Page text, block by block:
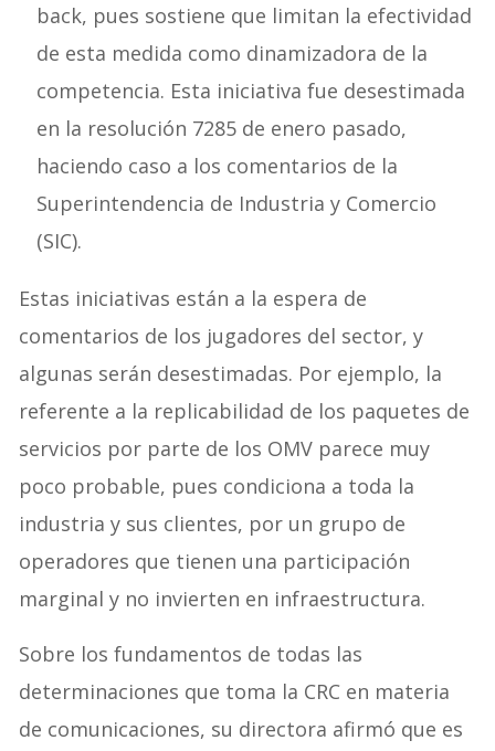
back, pues sostiene que limitan la efectividad
de esta medida como dinamizadora de la
competencia. Esta iniciativa fue desestimada
en la resolución 7285 de enero pasado,
haciendo caso a los comentarios de la
Superintendencia de Industria y Comercio
(SIC).
Estas iniciativas están a la espera de
comentarios de los jugadores del sector, y
algunas serán desestimadas. Por ejemplo, la
referente a la replicabilidad de los paquetes de
servicios por parte de los OMV parece muy
poco probable, pues condiciona a toda la
industria y sus clientes, por un grupo de
operadores que tienen una participación
marginal y no invierten en infraestructura.
Sobre los fundamentos de todas las
determinaciones que toma la CRC en materia
de comunicaciones, su directora afirmó que es